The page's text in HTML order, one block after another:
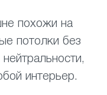
похожи на
потолки без
интерьер.